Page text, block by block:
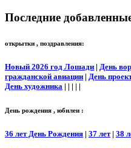
Последние
открытки , поздравления:
Новый 2026 год Лошади | День
гражданской авиации | День
День художника | | | | |
День рождения , юбилеи :
36 лет День Рождения | 37 лет| 38